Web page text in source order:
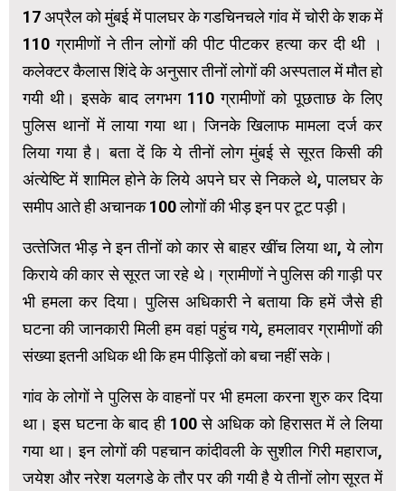
17 अप्रैल को मुंबई में पालघर के गडचिनचले गांव में चोरी के शक में
110 ग्रामीणों ने तीन लोगों की पीट पीटकर हत्‍या कर दी थी ।
कलेक्टर कैलास शिंदे के अनुसार तीनों लोगों की अस्‍पताल में मौत हो
गयी थी। इसके बाद लगभग 110 ग्रामीणों को पूछताछ के लिए
पुलिस थानों में लाया गया था। जिनके खिलाफ मामला दर्ज कर
लिया गया है। बता दें कि ये तीनों लोग मुंबई से सूरत किसी की
अंत्‍येष्टि में शामिल होने के लिये अपने घर से निकले थे, पालघर के
समीप आते ही अचानक 100 लोगों की भीड़ इन पर टूट पड़ी।
उत्‍तेजित भीड़ ने इन तीनों को कार से बाहर खींच लिया था, ये लोग
किराये की कार से सूरत जा रहे थे। ग्रामीणों ने पुलिस की गाड़ी पर
भी हमला कर दिया। पुलिस अधिकारी ने बताया कि हमें जैसे ही
घटना की जानकारी मिली हम वहां पहुंच गये, हमलावर ग्रामीणों की
संख्‍या इतनी अधिक थी कि हम पीड़ितों को बचा नहीं सके।
गांव के लोगों ने पुलिस के वाहनों पर भी हमला करना शुरु कर दिया
था। इस घटना के बाद ही 100 से अधिक को हिरासत में ले लिया
गया था। इन लोगों की पहचान कांदीवली के सुशील गिरी महाराज,
जयेश और नरेश यलगडे के तौर पर की गयी है ये तीनों लोग सूरत में